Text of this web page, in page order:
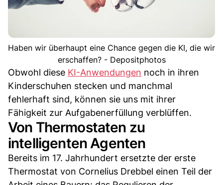
Haben wir überhaupt eine Chance gegen die KI, die wir
erschaffen? - Depositphotos
Obwohl diese KI-Anwendungen noch in ihren
Kinderschuhen stecken und manchmal
fehlerhaft sind, können sie uns mit ihrer
Fähigkeit zur Aufgabenerfüllung verblüffen.
Von Thermostaten zu
intelligenten Agenten
Bereits im 17. Jahrhundert ersetzte der erste
Thermostat von Cornelius Drebbel einen Teil der